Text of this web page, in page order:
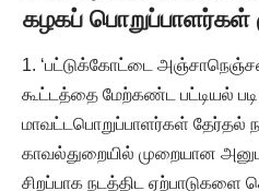
கழகப் பொறுப்பாளர்கள்
‘பட்டுக்கோட்டை
கூட்டத்தை மேற்கண்ட பட்டியல்
மாவட்டபொறுப்பாளர்கள் தேர்தல்
காவல்துறையில் முறையான
சிறப்பாக நடத்திட ஏற்பாடுகளை